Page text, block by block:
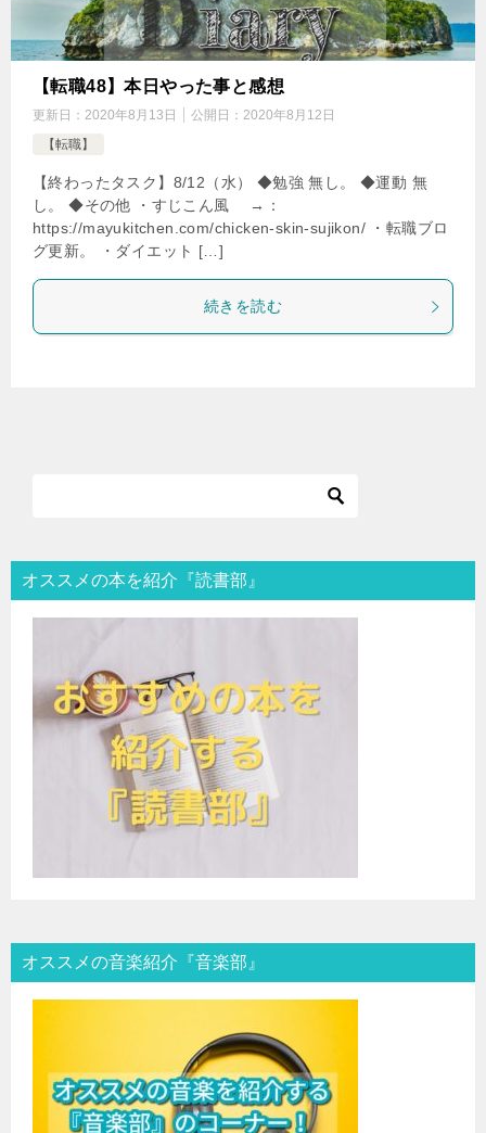
【転職48】本日やった事と感想
更新日： 2020年8月13日 公開日： 2020年8月12日
【転職】
【終わったタスク】8/12（水） ◆勉強 無し。 ◆運動 無
し。 ◆その他 ・すじこん風 →：
https://mayukitchen.com/chicken-skin-sujikon/ ・転職ブロ
グ更新。 ・ダイエット […]
続きを読む
オススメの本を紹介『読書部』
オススメの音楽紹介『音楽部』